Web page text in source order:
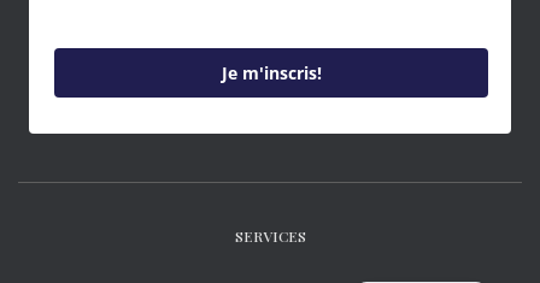
Je m'inscris!
SERVICES